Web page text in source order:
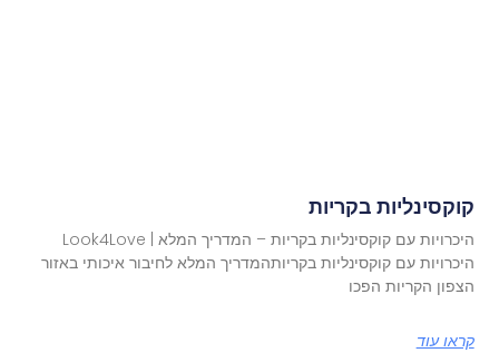
קוקסינליות בקריות
היכרויות עם קוקסינליות בקריות – המדריך המלא | Look4Love
היכרויות עם קוקסינליות בקריותהמדריך המלא לחיבור איכותי באזור
הצפון הקריות הפכו
קראו עוד